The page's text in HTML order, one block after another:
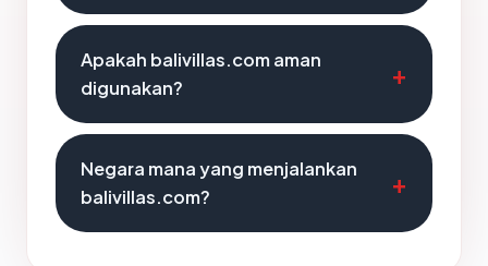
Apakah balivillas.com aman
digunakan?
Negara mana yang menjalankan
balivillas.com?